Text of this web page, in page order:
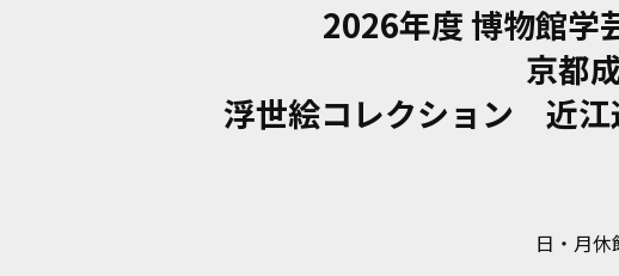
2026年度 博物館学
京都
浮世絵コレクション 近江
日・月